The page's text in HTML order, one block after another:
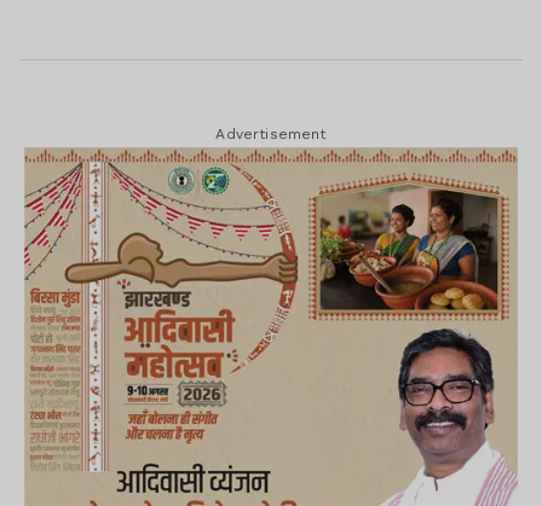
Advertisement